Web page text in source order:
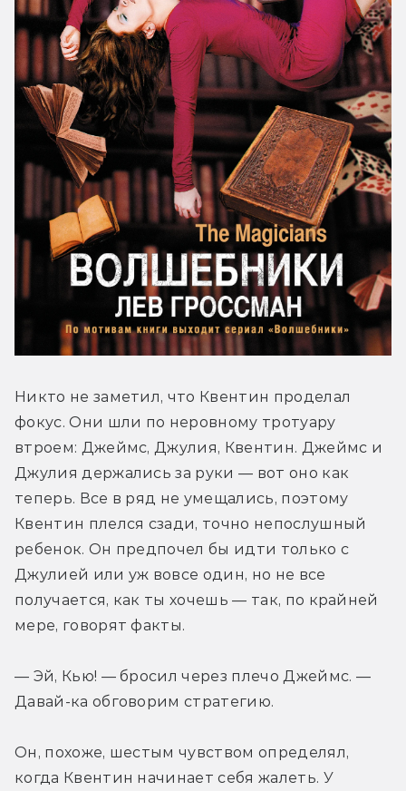
Никто не заметил, что Квентин проделал
фокус. Они шли по неровному тротуару
втроем: Джеймс, Джулия, Квентин. Джеймс и
Джулия держались за руки — вот оно как
теперь. Все в ряд не умещались, поэтому
Квентин плелся сзади, точно непослушный
ребенок. Он предпочел бы идти только с
Джулией или уж вовсе один, но не все
получается, как ты хочешь — так, по крайней
мере, говорят факты.
— Эй, Кью! — бросил через плечо Джеймс. —
Давай-ка обговорим стратегию.
Он, похоже, шестым чувством определял,
когда Квентин начинает себя жалеть. У